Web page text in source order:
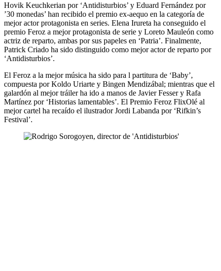
Hovik Keuchkerian por ‘Antidisturbios’ y Eduard Fernández por
’30 monedas’ han recibido el premio ex-aequo en la categoría de
mejor actor protagonista en series. Elena Irureta ha conseguido el
premio Feroz a mejor protagonista de serie y Loreto Mauleón como
actriz de reparto, ambas por sus papeles en ‘Patria’. Finalmente,
Patrick Criado ha sido distinguido como mejor actor de reparto por
‘Antidisturbios’.
El Feroz a la mejor música ha sido para l partitura de ‘Baby’,
compuesta por Koldo Uriarte y Bingen Mendizábal; mientras que el
galardón al mejor tráiler ha ido a manos de Javier Fesser y Rafa
Martínez por ‘Historias lamentables’. El Premio Feroz FlixOlé al
mejor cartel ha recaído el ilustrador Jordi Labanda por ‘Rifkin’s
Festival’.